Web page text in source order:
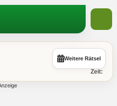
Weitere Rätsel
Zeit: